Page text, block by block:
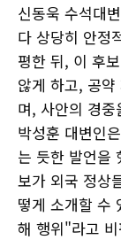
신동욱 수석대
다 상당히 안정
평한 뒤, 이 후
않게 하고, 공
며, 사안의 경
박성훈 대변인
는 듯한 발언을
보가 외국 정상
떻게 소개할 수
해 행위"라고